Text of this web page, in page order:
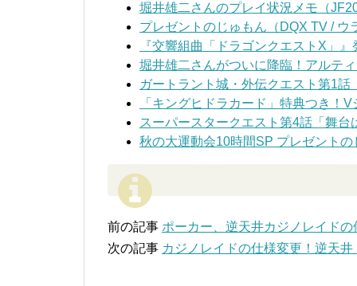
堀井雄二さんのプレイ状況メモ（
プレゼントのじゅもん（DQX TV / ウ
『交響組曲「ドラゴンクエストX」
堀井雄二さんがついに降臨！アルテ
ガートラント城・外伝クエスト第1話
「キングヒドラカード」特典つき！
スーパースタークエスト第4話「舞台
秋の大運動会10時間SP プレゼント
前の記事 ポーカー、逆天井カジノレイド
次の記事 カジノレイドの仕様変更！逆天